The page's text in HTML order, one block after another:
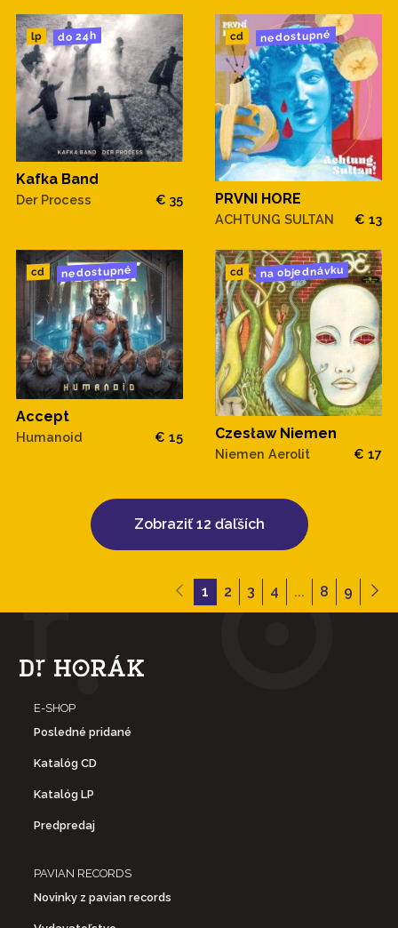
lp do 24h
Kafka Band
Der Process € 35
cd nedostupné
PRVNI HORE
ACHTUNG SULTAN € 13
cd nedostupné
Accept
Humanoid € 15
cd na objednávku
Czesław Niemen
Niemen Aerolit € 17
Zobraziť 12 ďaľších
1 2 3 4 ... 8 9
E-SHOP
Posledné pridané
Katalóg CD
Katalóg LP
Predpredaj
PAVIAN RECORDS
Novinky z pavian records